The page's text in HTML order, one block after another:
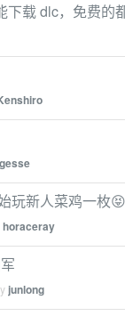
载 dlc，免费的
gesse
玩新人菜鸡一枚
horaceray
junlong